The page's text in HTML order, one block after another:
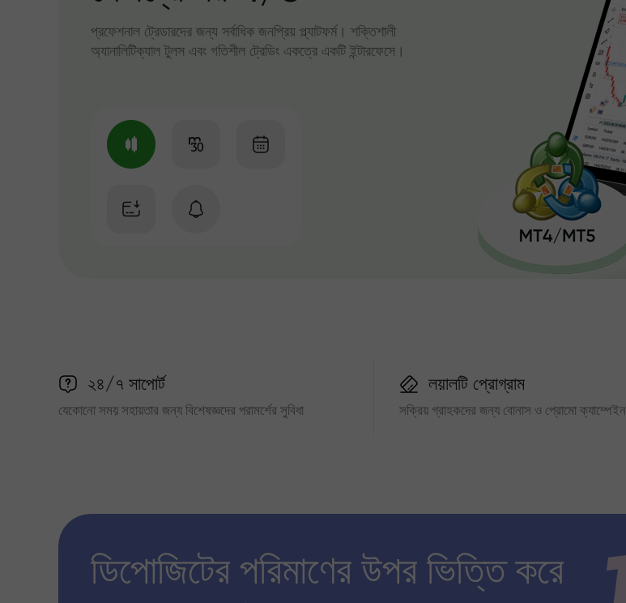
প্রফেশনাল ট্রেডারদের জন্য সর্বাধিক জনপ্রিয় প্ল্যাটফর্ম। শক্তিশালী
অ্যানালিটিক্যাল টুলস এবং গতিশীল ট্রেডিং একত্রে একটি ইন্টারফেসে।
২৪/৭ সাপোর্ট
যেকোনো সময় সহায়তার জন্য বিশেষজ্ঞদের পরামর্শের সুবিধা
লয়ালটি প্রোগ্রাম
সক্রিয় গ্রাহকদের জন্য বোনাস ও প্রোমো ক্যাম্পেইন
ডিপোজিটের পরিমাণের উপর ভিত্তি করে